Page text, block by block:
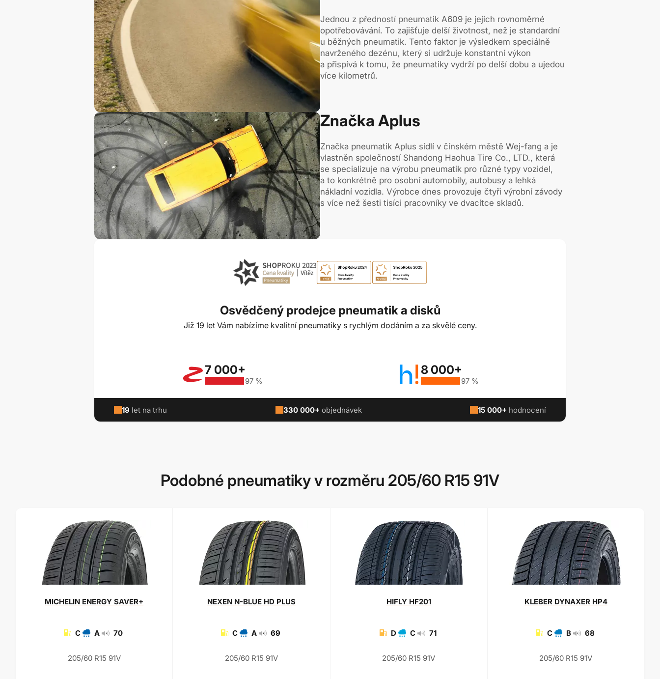
Jednou z předností pneumatik A609 je jejich rovnoměrné
opotřebovávání. To zajišťuje delší životnost, než je standardní
u běžných pneumatik. Tento faktor je výsledkem speciálně
navrženého dezénu, který si udržuje konstantní výkon
a přispívá k tomu, že pneumatiky vydrží po delší dobu a ujedou
více kilometrů.
Značka Aplus
Značka pneumatik Aplus sídlí v čínském městě Wej-fang a je
vlastněn společností Shandong Haohua Tire Co., LTD., která
se specializuje na výrobu pneumatik pro různé typy vozidel,
a to konkrétně pro osobní automobily, autobusy a lehká
nákladní vozidla. Výrobce dnes provozuje čtyři výrobní závody
s více než šesti tisíci pracovníky ve dvacítce skladů.
Osvědčený prodejce pneumatik a disků
Již 19 let Vám nabízíme kvalitní pneumatiky s rychlým dodáním a za skvělé ceny.
7 000+
97 %
8 000+
97 %
19 let na trhu 330 000+ objednávek 15 000+ hodnocení
Podobné pneumatiky v rozměru 205/60 R15 91V
MICHELIN ENERGY SAVER+
C A 70
205/60 R15 91V
NEXENN-BLUE HD PLUS
C A 69
205/60 R15 91V
HIFLYHF201
D C 71
205/60 R15 91V
KLEBERDYNAXER HP4
C B 68
205/60 R15 91V